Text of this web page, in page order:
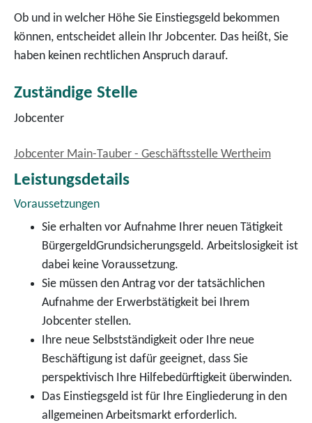
Ob und in welcher Höhe Sie Einstiegsgeld bekommen
können, entscheidet allein Ihr Jobcenter. Das heißt, Sie
haben keinen rechtlichen Anspruch darauf.
Zuständige Stelle
Jobcenter
Jobcenter Main-Tauber - Geschäftsstelle Wertheim
Leistungsdetails
Voraussetzungen
Sie erhalten vor Aufnahme Ihrer neuen Tätigkeit
BürgergeldGrundsicherungsgeld. Arbeitslosigkeit ist
dabei keine Voraussetzung.
Sie müssen den Antrag vor der tatsächlichen
Aufnahme der Erwerbstätigkeit bei Ihrem
Jobcenter stellen.
Ihre neue Selbstständigkeit oder Ihre neue
Beschäftigung ist dafür geeignet, dass Sie
perspektivisch Ihre Hilfebedürftigkeit überwinden.
Das Einstiegsgeld ist für Ihre Eingliederung in den
allgemeinen Arbeitsmarkt erforderlich.